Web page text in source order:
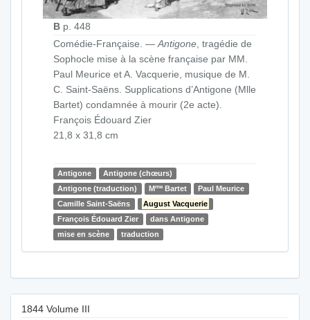
B p. 448
Comédie-Française. —Antigone, tragédie de
Sophocle mise à la scène française par MM.
Paul Meurice et A. Vacquerie, musique de M.
C. Saint-Saëns. Supplications d’Antigone (Mlle
Bartet) condamnée à mourir (2e acte).
François Édouard Zier
21,8 x 31,8 cm
Antigone
Antigone (chœurs)
Antigone (traduction)
MmeBartet
Paul Meurice
Camille Saint-Saëns
August Vacquerie
François Édouard Zier
dans Antigone
mise en scène
traduction
1844 Volume III